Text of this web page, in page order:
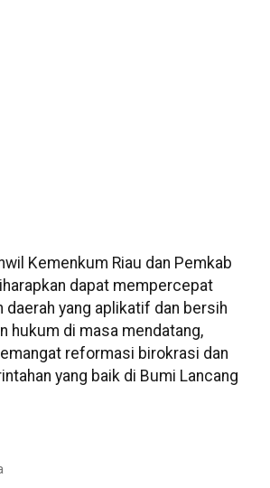
Kemenkum Riau dan Pemkab
dapat mempercepat
daerah yang aplikatif dan bersih
hukum di masa mendatang,
reformasi birokrasi dan
yang baik di Bumi Lancang